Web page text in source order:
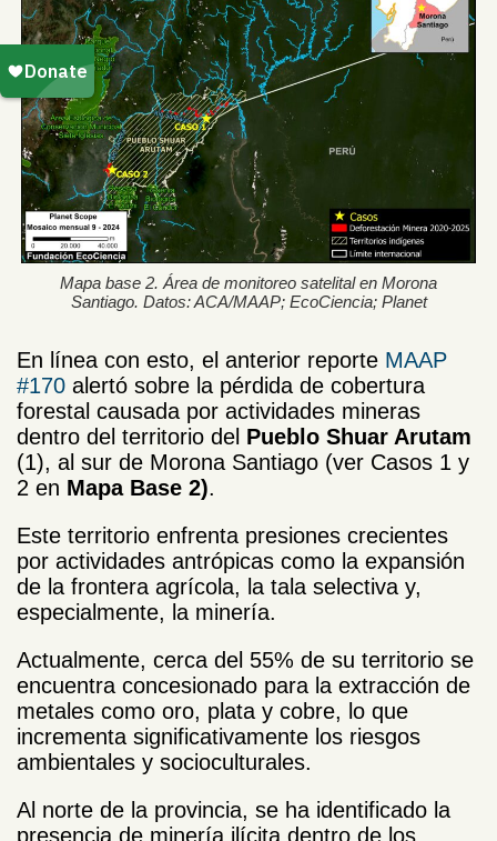
Mapa base 2. Área de monitoreo satelital en Morona
Santiago. Datos: ACA/MAAP; EcoCiencia; Planet
En línea con esto, el anterior reporte MAAP
#170 alertó sobre la pérdida de cobertura
forestal causada por actividades mineras
dentro del territorio del Pueblo Shuar Arutam
(1), al sur de Morona Santiago (ver Casos 1 y
2 en Mapa Base 2).
Este territorio enfrenta presiones crecientes
por actividades antrópicas como la expansión
de la frontera agrícola, la tala selectiva y,
especialmente, la minería.
Actualmente, cerca del 55% de su territorio se
encuentra concesionado para la extracción de
metales como oro, plata y cobre, lo que
incrementa significativamente los riesgos
ambientales y socioculturales.
Al norte de la provincia, se ha identificado la
presencia de minería ilícita dentro de los